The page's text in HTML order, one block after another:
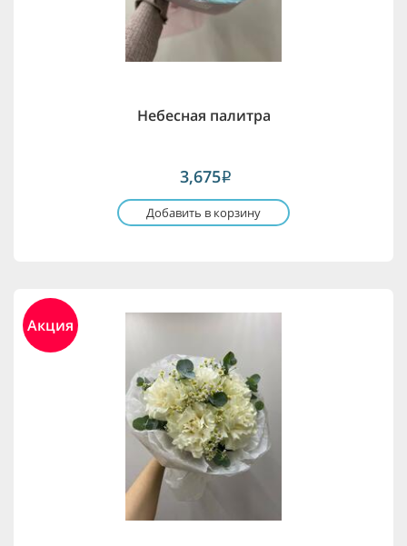
Небесная палитра
3,675i
Добавить в корзину
Акция